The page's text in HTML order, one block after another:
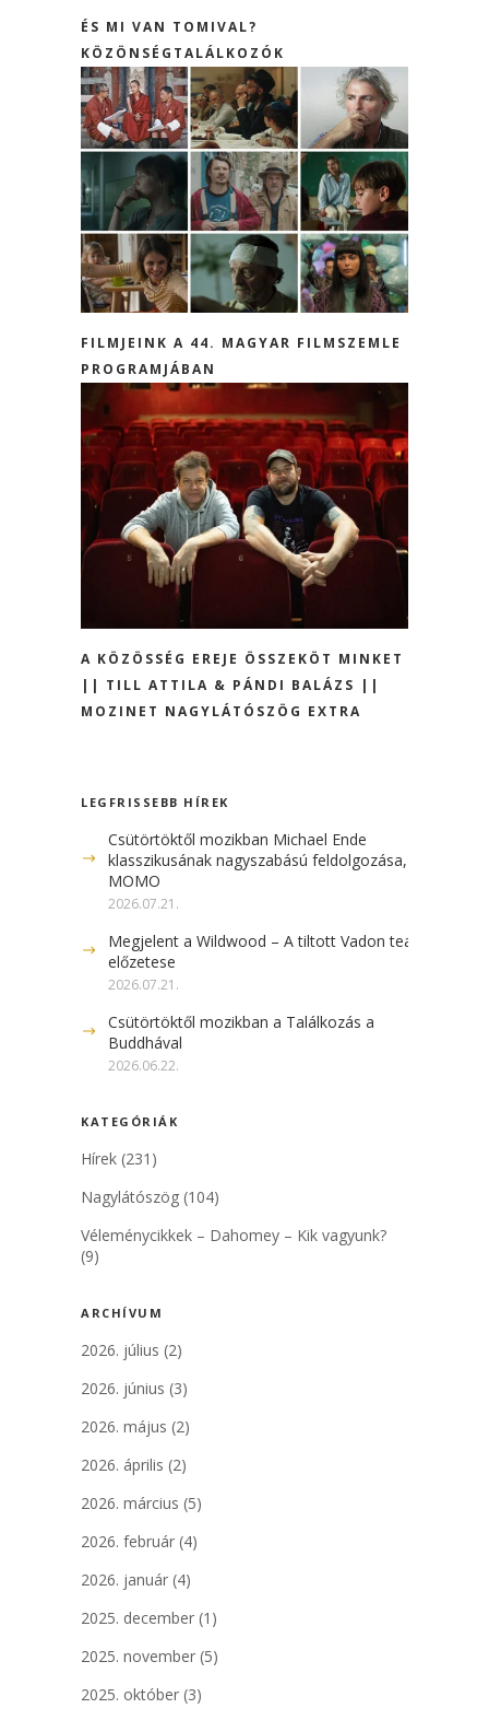
ÉS MI VAN TOMIVAL?
KÖZÖNSÉGTALÁLKOZÓK
FILMJEINK A 44. MAGYAR FILMSZEMLE
PROGRAMJÁBAN
A KÖZÖSSÉG EREJE ÖSSZEKÖT MINKET
|| TILL ATTILA & PÁNDI BALÁZS ||
MOZINET NAGYLÁTÓSZÖG EXTRA
LEGFRISSEBB HÍREK
Csütörtöktől mozikban Michael Ende
klasszikusának nagyszabású feldolgozása, a
MOMO
2026.07.21.
Megjelent a Wildwood – A tiltott Vadon teaser
előzetese
2026.07.21.
Csütörtöktől mozikban a Találkozás a
Buddhával
2026.06.22.
KATEGÓRIÁK
Hírek (231)
Nagylátószög (104)
Véleménycikkek – Dahomey – Kik vagyunk?
(9)
ARCHÍVUM
2026. július (2)
2026. június (3)
2026. május (2)
2026. április (2)
2026. március (5)
2026. február (4)
2026. január (4)
2025. december (1)
2025. november (5)
2025. október (3)